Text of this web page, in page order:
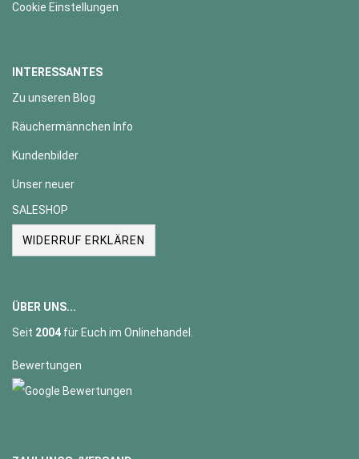
Cookie Einstellungen
INTERESSANTES
Zu unseren Blog
Räuchermännchen Info
Kundenbilder
Unser neuer
SALESHOP
WIDERRUF ERKLÄREN
ÜBER UNS...
Seit 2004 für Euch im Onlinehandel.
Bewertungen